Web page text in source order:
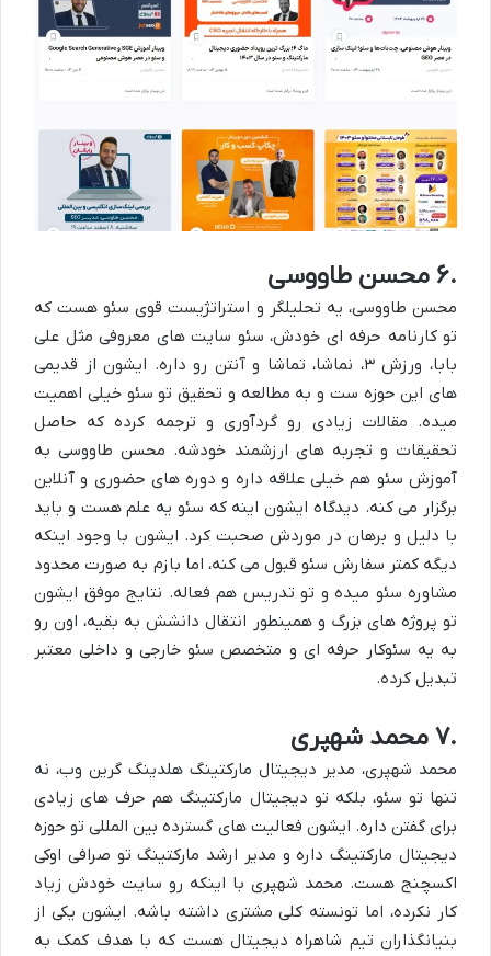
۶. محسن طاووسی
محسن طاووسی، یه تحلیلگر و استراتژیست قوی سئو هست که
تو کارنامه حرفه ای خودش، سئو سایت های معروفی مثل علی
بابا، ورزش۳، نماشا، تماشا و آنتن رو داره. ایشون از قدیمی
های این حوزه ست و به مطالعه و تحقیق تو سئو خیلی اهمیت
میده. مقالات زیادی رو گردآوری و ترجمه کرده که حاصل
تحقیقات و تجربه های ارزشمند خودشه. محسن طاووسی به
آموزش سئو هم خیلی علاقه داره و دوره های حضوری و آنلاین
برگزار می کنه. دیدگاه ایشون اینه که سئو یه علم هست و باید
با دلیل و برهان در موردش صحبت کرد. ایشون با وجود اینکه
دیگه کمتر سفارش سئو قبول می کنه، اما بازم به صورت محدود
مشاوره سئو میده و تو تدریس هم فعاله. نتایج موفق ایشون
تو پروژه های بزرگ و همینطور انتقال دانشش به بقیه، اون رو
به یه سئوکار حرفه ای و متخصص سئو خارجیو داخلی معتبر
تبدیل کرده.
۷. محمد شهپری
محمد شهپری، مدیر دیجیتال مارکتینگ هلدینگ گرین وب، نه
تنها تو سئو، بلکه تو دیجیتال مارکتینگ هم حرف های زیادی
برای گفتن داره. ایشون فعالیت های گسترده بین المللی تو حوزه
دیجیتال مارکتینگ داره و مدیر ارشد مارکتینگ تو صرافی اوکی
اکسچنج هست. محمد شهپری با اینکه رو سایت خودش زیاد
کار نکرده، اما تونسته کلی مشتری داشته باشه. ایشون یکی از
بنیانگذاران تیم شاهراه دیجیتال هست که با هدف کمک به